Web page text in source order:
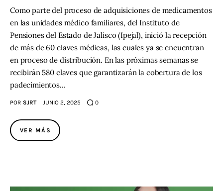
Como parte del proceso de adquisiciones de medicamentos
en las unidades médico familiares, del Instituto de
Pensiones del Estado de Jalisco (Ipejal), inició la recepción
de más de 60 claves médicas, las cuales ya se encuentran
en proceso de distribución. En las próximas semanas se
recibirán 580 claves que garantizarán la cobertura de los
padecimientos…
POR SJRT JUNIO 2, 2025 0
VER MÁS